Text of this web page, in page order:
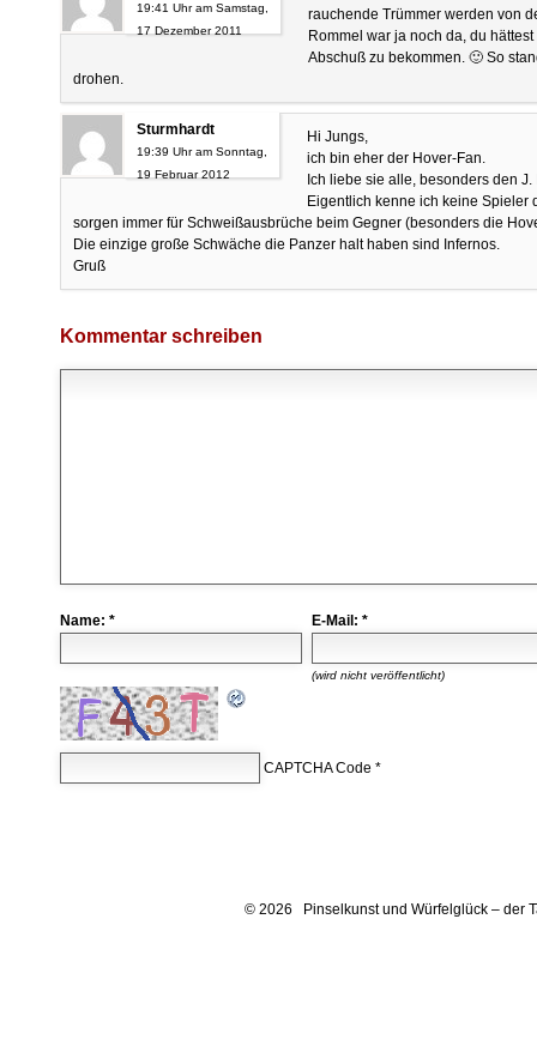
19:41 Uhr am Samstag,
17 Dezember 2011
rauchende Trümmer werden von
Rommel war ja noch da, du
Abschuß zu bekommen. 🙂 So
drohen.
Sturmhardt
19:39 Uhr am Sonntag,
19 Februar 2012
Hi Jungs,
ich bin eher der Hover-Fan.
Ich liebe sie alle, besonders den
Eigentlich kenne ich keine Spieler
sorgen immer für Schweißausbrüche beim Gegner (besonders die
Die einzige große Schwäche die Panzer halt haben sind Infernos.
Gruß
Kommentar schreiben
Name: * E-Mail: *
(wird nicht veröffentlicht)
CAPTCHA Code *
© 2026 Pinselkunst und Würfelglück – der